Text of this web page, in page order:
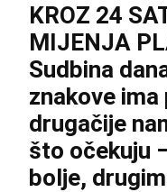
KROZ 24
MIJENJA
Sudbina
znakove
drugačije
što očekuju
bolje,